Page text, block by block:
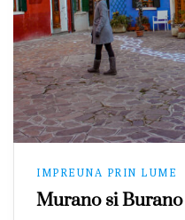
IMPREUNA PRIN LUME
Murano si